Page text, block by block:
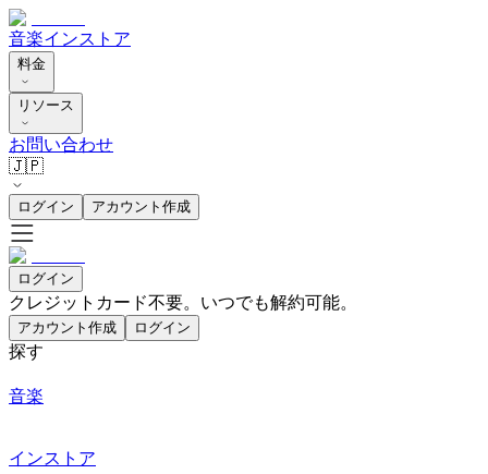
音楽インストア
料金
リソース
お問い合わせ
🇯🇵
ログイン アカウント作成
ログイン
クレジットカード不要。いつでも解約可能。
アカウント作成 ログイン
探す
音楽
インストア